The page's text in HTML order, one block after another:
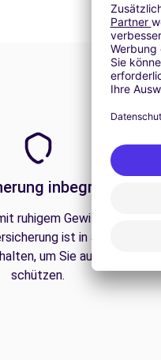
inbegriffen
ruhigem Gewissen. Die
ist in all unseren
um Sie auf der
schützen.